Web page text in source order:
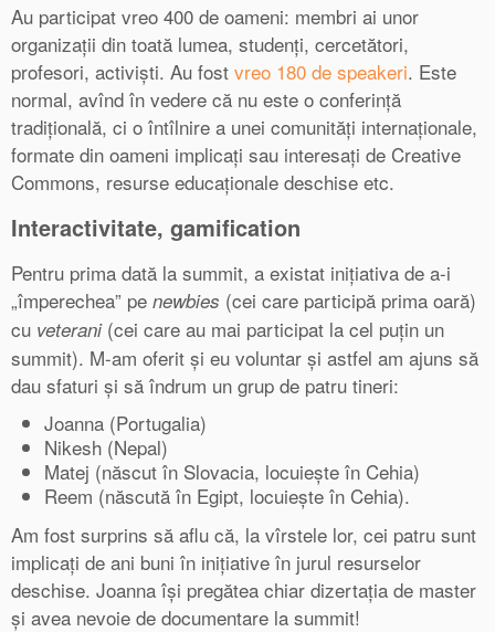
Au participat vreo 400 de oameni: membri ai unor
organizații din toată lumea, studenți, cercetători,
profesori, activiști. Au fost vreo 180 de speakeri. Este
normal, avînd în vedere că nu este o conferință
tradițională, ci o întîlnire a unei comunități internaționale,
formate din oameni implicați sau interesați de Creative
Commons, resurse educaționale deschise etc.
Interactivitate, gamification
Pentru prima dată la summit, a existat inițiativa de a-i
„împerechea” pe newbies (cei care participă prima oară)
cu veterani(cei care au mai participat la cel puțin un
summit). M-am oferit și eu voluntar și astfel am ajuns să
dau sfaturi și să îndrum un grup de patru tineri:
Joanna (Portugalia)
Nikesh (Nepal)
Matej (născut în Slovacia, locuiește în Cehia)
Reem (născută în Egipt, locuiește în Cehia).
Am fost surprins să aflu că, la vîrstele lor, cei patru sunt
implicați de ani buni în inițiative în jurul resurselor
deschise. Joanna își pregătea chiar dizertația de master
și avea nevoie de documentare la summit!